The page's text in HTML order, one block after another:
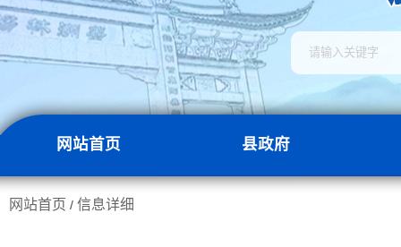
网站首页 县政府
网站首页 / 信息详细